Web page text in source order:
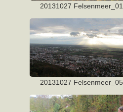
20131027 Felsenmeer_01
20131027 Felsenmeer_05